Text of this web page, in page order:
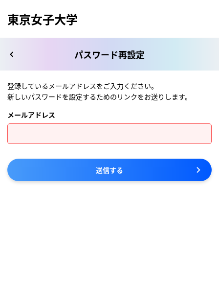
東京女子大学
パスワード再設定
登録しているメールアドレスをご入力ください。
新しいパスワードを設定するためのリンクをお送りします。
メールアドレス
送信する